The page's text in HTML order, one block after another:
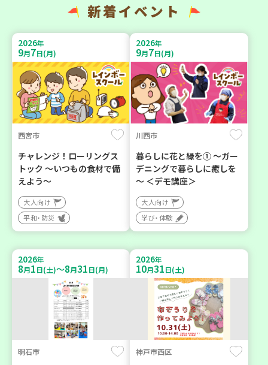
新着イベント
2026年
9月7日(月)
西宮市
チャレンジ！ローリングス
トック ～いつもの食材で備
えよう～
大人向け
平和・防災
2026年
9月7日(月)
川西市
暮らしに花と緑を① ～ガー
デニングで暮らしに癒しを
～ ＜デモ講座＞
大人向け
学び・体験
2026年
8月1日(土)～8月31日(月)
明石市
2026年
10月31日(土)
神戸市西区